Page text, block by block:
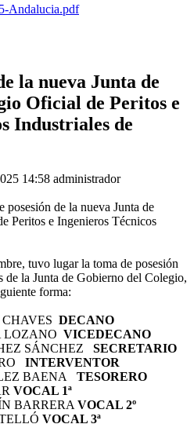
Andalucia.pdf
la nueva Junta de
Oficial de Peritos e
Industriales de
14:58 administrador
posesión de la nueva Junta de
Peritos e Ingenieros Técnicos
tuvo lugar la toma de posesión
de la Junta de Gobierno del Colegio,
forma:
DECANO
LOZANO VICEDECANO
SÁNCHEZ SECRETARIO
INTERVENTOR
BAENA TESORERO
VOCAL 1ª
BARRERA VOCAL 2º
VOCAL 3ª